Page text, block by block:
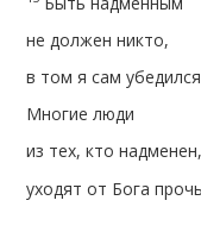
не должен никто,
в том я сам
Многие люди
из тех, кто надменен,
уходят от Бога